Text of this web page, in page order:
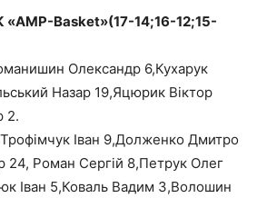
«AMP-Basket»(17-14;16-12;15-
Олександр 6,Кухарук
Назар 19,Яцюрик Віктор
2.
Трофімчук Іван 9,Долженко Дмитро
Роман Сергій 8,Петрук Олег
Іван 5,Коваль Вадим 3,Волошин